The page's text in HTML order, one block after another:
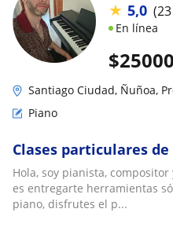
$25000
★ 5,0
En línea
Santiago Ciudad, Ñuñoa,
Piano
Clases particulares
Hola, soy pianista,
es entregarte herramientas
piano, disfrutes el p...